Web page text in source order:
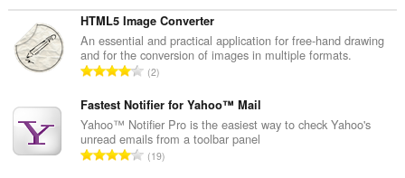
HTML5 Image Converter
An essential and practical application for free-hand drawing
and for the conversion of images in multiple formats.
G
s
a
m
t
2
Fastest Notifier for Yahoo™ Mail
Yahoo™ Notifier Pro is the easiest way to check Yahoo's
unread emails from a toolbar panel
G19